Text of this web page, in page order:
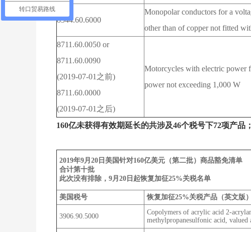
8544.60.6000
Monopolar conductors for a
other than of copper not fitted
8711.60.0050 or
8711.60.0090
(2019-07-01 之前)
8711.60.0000
(2019-07-01 之后)
Motorcycles with electric power
power not exceeding 1,000 W
160亿未获得有效期延长的共涉及46个税号下72项产品
2019年9月20日美国针对160亿美元（第二批）商品豁免清单
合计第十批
此次没有排除，9月20日起恢复加征25%关税名单
美国税号 恢复加征25%关税产品（英文版）
3906.90.5000
Copolymers of acrylic acid 2-
methylpropanesulfonic acid,
转口贸易路线